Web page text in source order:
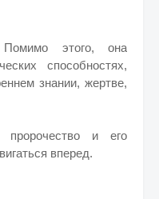
этого, она
способностях,
знании, жертве,
и его
вперед.